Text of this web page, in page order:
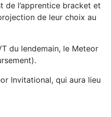
de l’apprentice bracket et
de leur choix au
du lendemain, le Meteor
Invitational, qui aura lieu